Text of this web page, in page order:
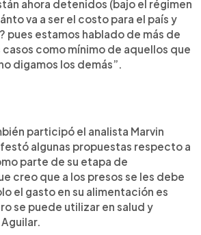
ahora detenidos (bajo el régimen
va a ser el costo para el país y
pues estamos hablado de más de
casos como mínimo de aquellos que
digamos los demás”.
participó el analista Marvin
algunas propuestas respecto a
parte de su etapa de
creo que a los presos se les debe
el gasto en su alimentación es
se puede utilizar en salud y